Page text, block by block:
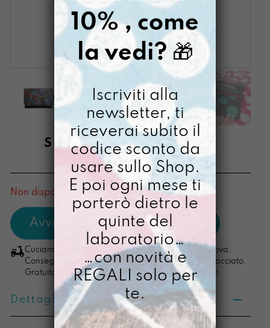
SOLDINO DIRE E FARE
€ 38,00
Non disponibile al momento
Cuciamo ogni ordine nel nostro laboratorio di Padova.
Consegna in 4/5 giorni lavorativi, pacco sempre tracciato.
Gratuita per ordini di importo superiore ai 100 euro.
Dettagli prodotto
10% , come
la vedi? 🎁
Iscriviti alla
newsletter, ti
riceverai subito il
codice sconto da
usare sullo Shop.
E poi ogni mese ti
porterò dietro le
quinte del
laboratorio…
…con novità e
REGALI solo per
te.